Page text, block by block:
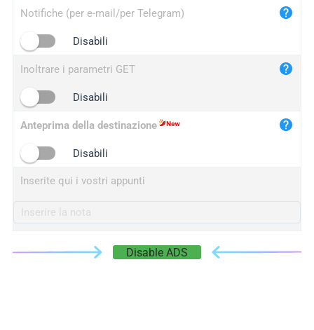
Notifiche (per e-mail/per Telegram)
Disabili
Inoltrare i parametri GET
Disabili
Anteprima della destinazione
Disabili
Inserite qui i vostri appunti
Disable ADS